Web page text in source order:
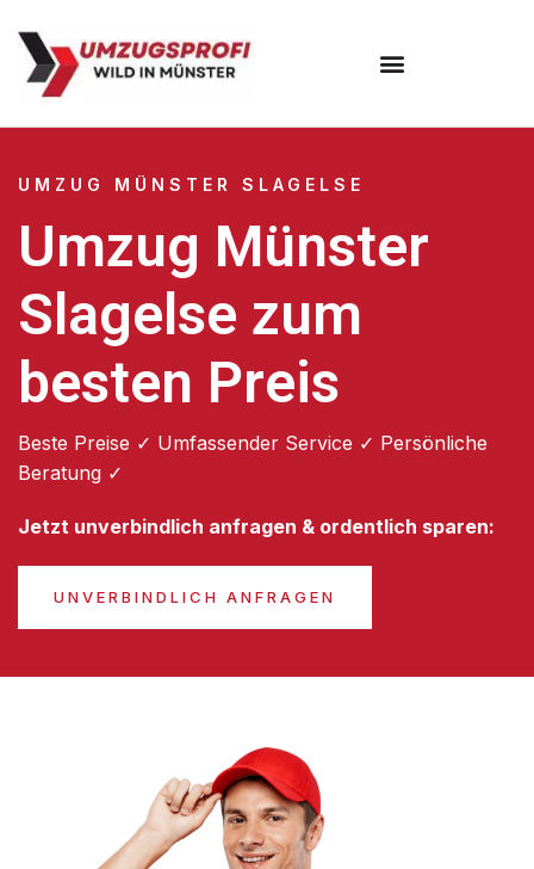
UMZUG MÜNSTER SLAGELSE
Umzug Münster
Slagelse zum
besten Preis
Beste Preise ✓ Umfassender Service ✓ Persönliche
Beratung ✓
Jetzt unverbindlich anfragen & ordentlich sparen:
UNVERBINDLICH ANFRAGEN